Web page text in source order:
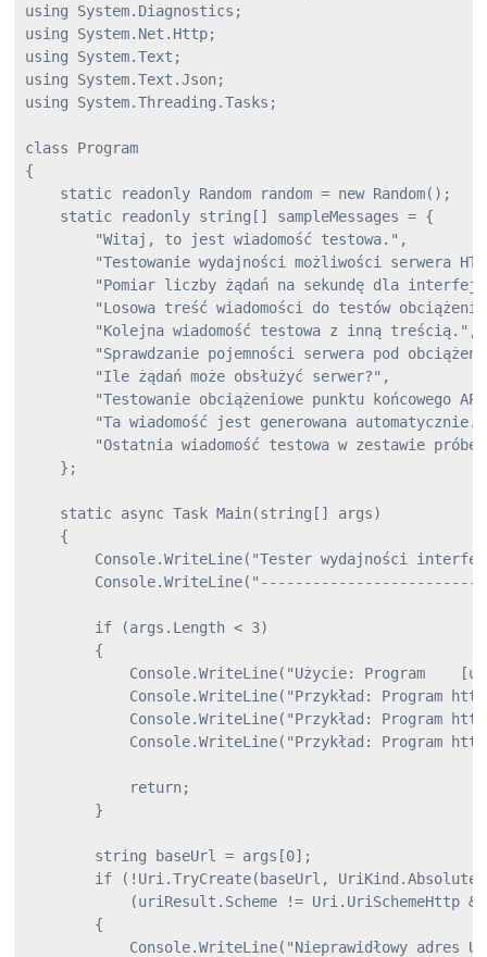
using System.Diagnostics;
using System.Net.Http;
using System.Text;
using System.Text.Json;
using System.Threading.Tasks;
class Program
{
    static readonly Random random = new Random();
    static readonly string[] sampleMessages = {
        "Witaj, to jest wiadomość testowa.",
"Testowanie wydajności możliwości serwera
"Pomiar liczby żądań na sekundę dla
"Losowa treść wiadomości do testów
        "Kolejna wiadomość testowa z inną treścią.",
"Sprawdzanie pojemności serwera pod
        "Ile żądań może obsłużyć serwer?",
"Testowanie obciążeniowe punktu końcowego
"Ta wiadomość jest generowana
"Ostatnia wiadomość testowa w zestawie
    };
    static async Task Main(string[] args)
    {
Console.WriteLine("Tester wydajności
        if (args.Length < 3)
        {
            Console.WriteLine("Użycie: Program
Console.WriteLine("Przykład: Program
Console.WriteLine("Przykład: Program
Console.WriteLine("Przykład: Program
            return;
        }
        string baseUrl = args[0];
if (!Uri.TryCreate(baseUrl,
(uriResult.Scheme != Uri.UriSchemeHttp
        {
Console.WriteLine("Nieprawidłowy adres